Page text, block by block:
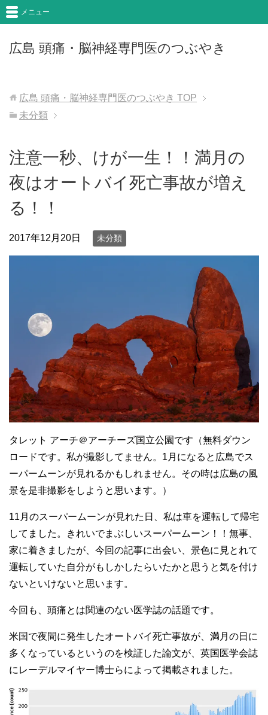
広島 頭痛・脳神経専門医のつぶやき
メニュー
広島 頭痛・脳神経専門医のつぶやき TOP
未分類
注意一秒、けが一生！！満月の
夜はオートバイ死亡事故が増え
る！！
2017年12月20日 未分類
タレット アーチ＠アーチーズ国立公園です（無料ダウン
ロードです。私が撮影してません。1月になると広島でス
ーパームーンが見れるかもしれません。その時は広島の風
景を是非撮影をしようと思います。）
11月のスーパームーンが見れた日、私は車を運転して帰宅
してました。きれいでまぶしいスーパームーン！！無事、
家に着きましたが、今回の記事に出会い、景色に見とれて
運転していた自分がもしかしたらいたかと思うと気を付け
ないといけないと思います。
今回も、頭痛とは関連のない医学誌の話題です。
米国で夜間に発生したオートバイ死亡事故が、満月の日に
多くなっているというのを検証した論文が、英国医学会誌
にレーデルマイヤー博士らによって掲載されました。